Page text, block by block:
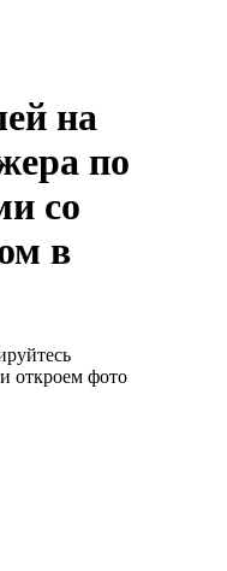
на
по
со
в
откроем фото